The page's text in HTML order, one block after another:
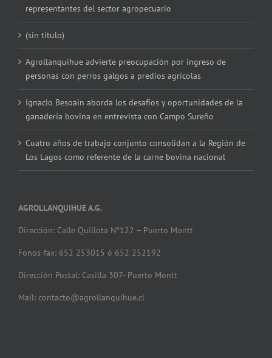
representantes del sector agropecuario
(sin título)
Agrollanquihue advierte preocupación por ingreso de
personas con perros galgos a predios agrícolas
Ignacio Besoain aborda los desafíos y oportunidades de la
ganadería bovina en entrevista con Campo Sureño
Cuatro años de trabajo conjunto consolidan a la Región de
Los Lagos como referente de la carne bovina nacional
AGROLLANQUIHUE A.G.
Dirección: Calle Quillota Nº122 – Puerto Montt
Fonos-fax: 652 253015 ó 652 252192
Dirección Postal: Casilla 307- Puerto Montt
Mail: contacto@agrollanquihue.cl